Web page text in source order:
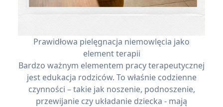
Prawidłowa pielęgnacja niemowlęcia jako
element terapii
Bardzo ważnym elementem pracy terapeutycznej
jest edukacja rodziców. To właśnie codzienne
czynności – takie jak noszenie, podnoszenie,
przewijanie czy układanie dziecka - mają